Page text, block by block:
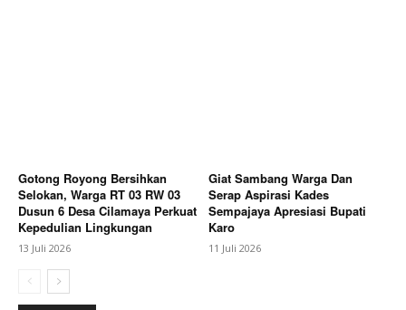
Gotong Royong Bersihkan
Selokan, Warga RT 03 RW 03
Dusun 6 Desa Cilamaya Perkuat
Kepedulian Lingkungan
13 Juli 2026
Giat Sambang Warga Dan
Serap Aspirasi Kades
Sempajaya Apresiasi Bupati
Karo
11 Juli 2026